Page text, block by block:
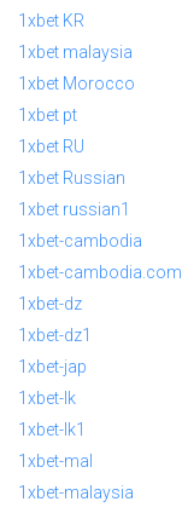
1xbet KR
1xbet malaysia
1xbet Morocco
1xbet pt
1xbet RU
1xbet Russian
1xbet russian1
1xbet-cambodia
1xbet-cambodia.com
1xbet-dz
1xbet-dz1
1xbet-jap
1xbet-lk
1xbet-lk1
1xbet-mal
1xbet-malaysia